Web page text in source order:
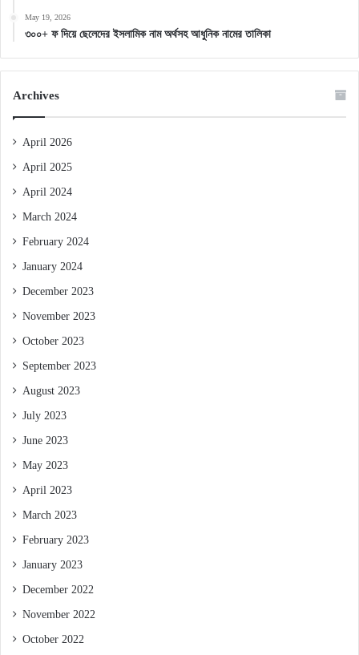
May 19, 2026
৩০০+ ফ দিয়ে ছেলেদের ইসলামিক নাম অর্থসহ আধুনিক নামের তালিকা
Archives
April 2026
April 2025
April 2024
March 2024
February 2024
January 2024
December 2023
November 2023
October 2023
September 2023
August 2023
July 2023
June 2023
May 2023
April 2023
March 2023
February 2023
January 2023
December 2022
November 2022
October 2022